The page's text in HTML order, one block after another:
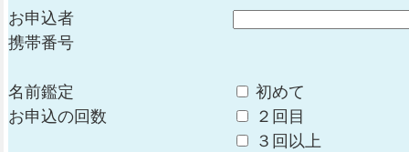
お申込者
携帯番号
名前鑑定
お申込の回数
初めて
２回目
３回以上